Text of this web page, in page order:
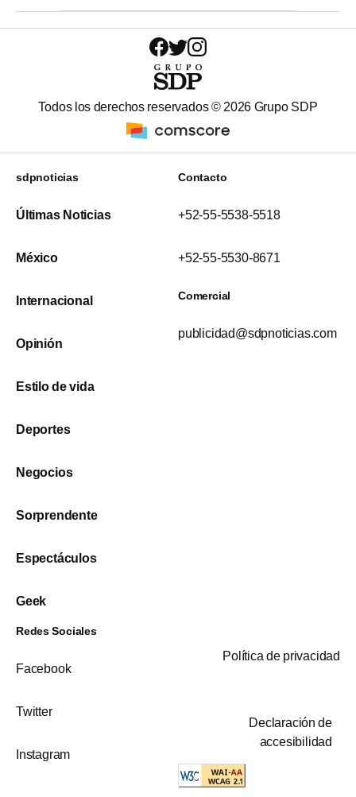
Todos los derechos reservados © 2026 Grupo SDP
sdpnoticias
Últimas Noticias
México
Internacional
Opinión
Estilo de vida
Deportes
Negocios
Sorprendente
Espectáculos
Geek
Contacto
+52-55-5538-5518
+52-55-5530-8671
Comercial
publicidad@sdpnoticias.com
Redes Sociales
Facebook
Twitter
Instagram
Política de privacidad
Declaración de
accesibilidad